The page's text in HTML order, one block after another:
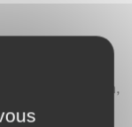
de cuisson,
de cuisine,